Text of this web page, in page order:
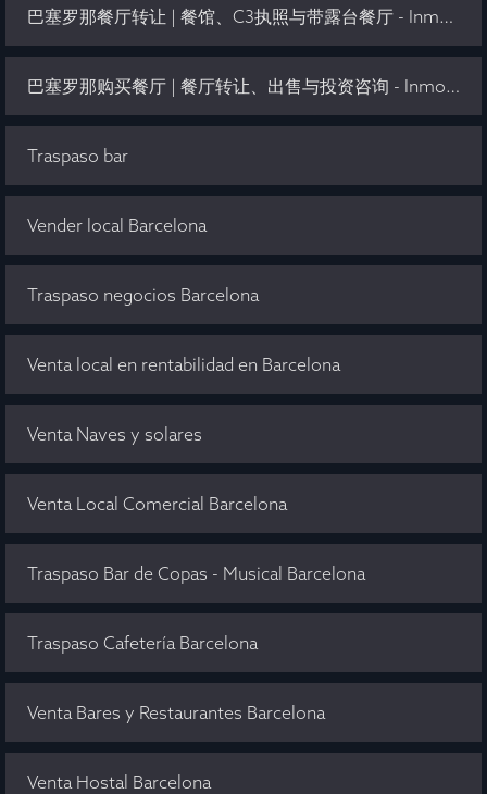
巴塞罗那餐厅转让 | 餐馆、C3执照与带露台餐厅 - Inmo Olaya
巴塞罗那购买餐厅 | 餐厅转让、出售与投资咨询 - Inmo Olaya
Traspaso bar
Vender local Barcelona
Traspaso negocios Barcelona
Venta local en rentabilidad en Barcelona
Venta Naves y solares
Venta Local Comercial Barcelona
Traspaso Bar de Copas - Musical Barcelona
Traspaso Cafetería Barcelona
Venta Bares y Restaurantes Barcelona
Venta Hostal Barcelona